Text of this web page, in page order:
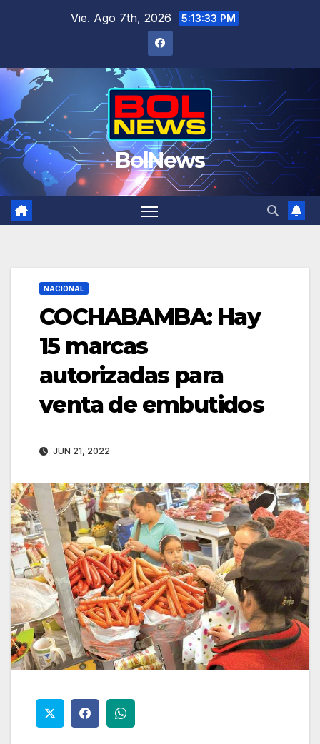
Vie. Ago 7th, 2026 5:13:34 PM
BolNews
NACIONAL
COCHABAMBA: Hay
15 marcas
autorizadas para
venta de embutidos
JUN 21, 2022